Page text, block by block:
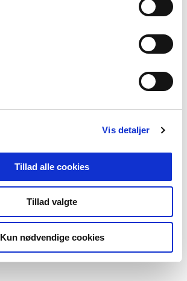
Vis detaljer
Tillad alle cookies
Tillad valgte
Kun nødvendige cookies